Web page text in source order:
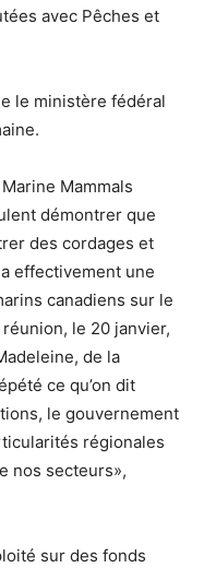
avec Pêches et
le ministère fédéral
Mammals
démontrer que
des cordages et
effectivement une
canadiens sur le
le 20 janvier,
de la
ce qu’on dit
le gouvernement
régionales
nos secteurs»,
sur des fonds